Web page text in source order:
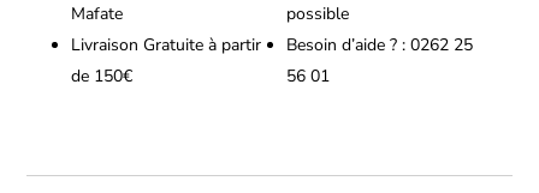
Mafate
Livraison Gratuite à partir
de 150€
possible
Besoin d’aide ? : 0262 25
56 01